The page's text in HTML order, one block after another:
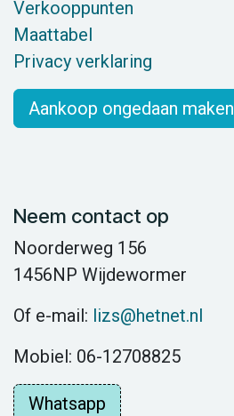
Verkooppunten
Maattabel
Privacy verklaring
Aankoop ongedaan maken
Neem contact op
Noorderweg 156
1456NP Wijdewormer
Of e-mail: lizs@hetnet.nl
Mobiel: 06-12708825
Whatsapp